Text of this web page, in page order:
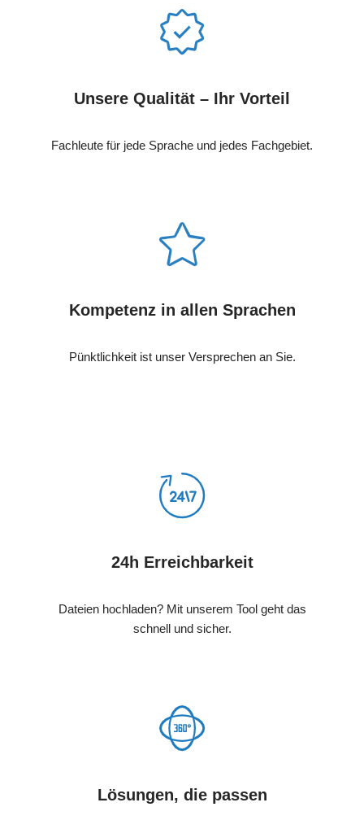
Unsere Qualität – Ihr Vorteil
Fachleute für jede Sprache und jedes Fachgebiet.
Kompetenz in allen Sprachen
Pünktlichkeit ist unser Versprechen an Sie.
24h Erreichbarkeit
Dateien hochladen? Mit unserem Tool geht das
schnell und sicher.
Lösungen, die passen